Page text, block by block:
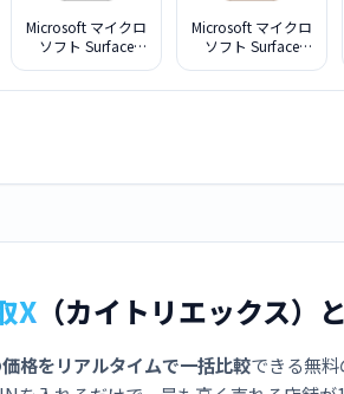
Microsoft マイクロ
ソフト Surface
Microsoft マイクロ
ソフト Surface
X （カイトリエックス）
格をリアルタイムで一括比較できる無料